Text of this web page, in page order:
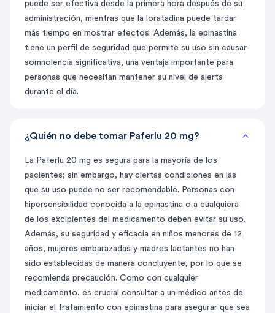
puede ser efectiva desde la primera hora después de su
administración, mientras que la loratadina puede tardar
más tiempo en mostrar efectos. Además, la epinastina
tiene un perfil de seguridad que permite su uso sin causar
somnolencia significativa, una ventaja importante para
personas que necesitan mantener su nivel de alerta
durante el día.
¿Quién no debe tomar Paferlu 20 mg?
La Paferlu 20 mg es segura para la mayoría de los
pacientes; sin embargo, hay ciertas condiciones en las
que su uso puede no ser recomendable. Personas con
hipersensibilidad conocida a la epinastina o a cualquiera
de los excipientes del medicamento deben evitar su uso.
Además, su seguridad y eficacia en niños menores de 12
años, mujeres embarazadas y madres lactantes no han
sido establecidas de manera concluyente, por lo que se
recomienda precaución. Como con cualquier
medicamento, es crucial consultar a un médico antes de
iniciar el tratamiento con epinastina para asegurar que sea